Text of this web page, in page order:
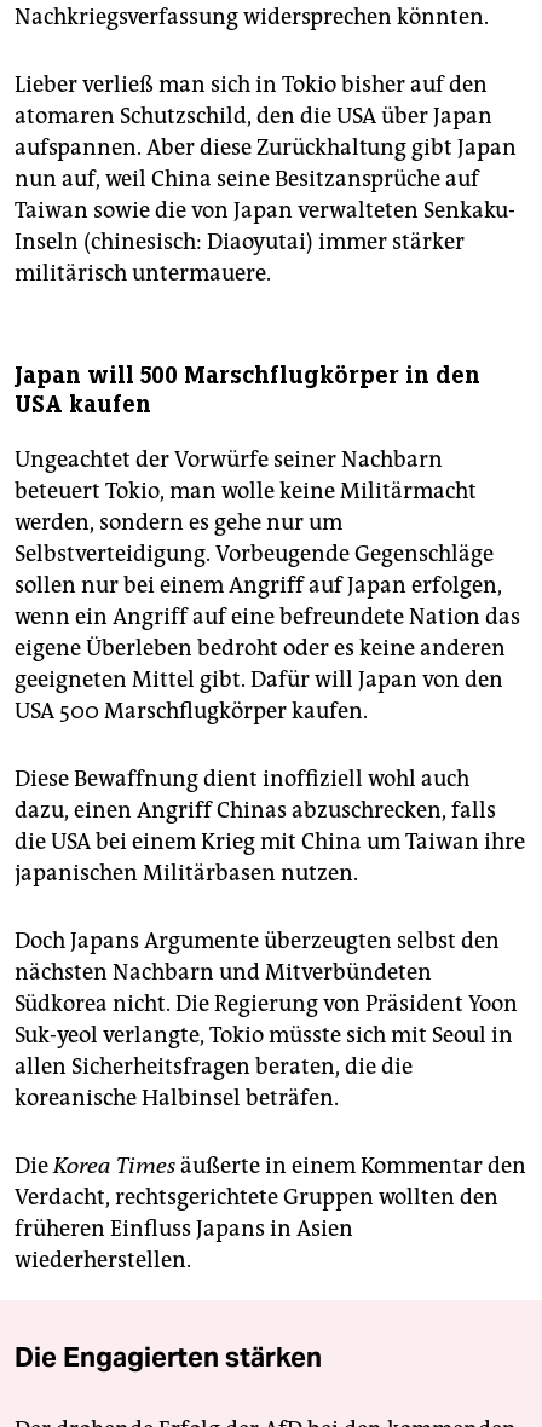
Nachkriegsverfassung widersprechen könnten.
Lieber verließ man sich in Tokio bisher auf den
atomaren Schutzschild, den die USA über Japan
aufspannen. Aber diese Zurückhaltung gibt Japan
nun auf, weil China seine Besitzansprüche auf
Taiwan sowie die von Japan verwalteten Senkaku-
Inseln (chinesisch: Diaoyutai) immer stärker
militärisch untermauere.
Japan will 500 Marschflugkörper in den
USA kaufen
Ungeachtet der Vorwürfe seiner Nachbarn
beteuert Tokio, man wolle keine Militärmacht
werden, sondern es gehe nur um
Selbstverteidigung. Vorbeugende Gegenschläge
sollen nur bei einem Angriff auf Japan erfolgen,
wenn ein Angriff auf eine befreundete Nation das
eigene Überleben bedroht oder es keine anderen
geeigneten Mittel gibt. Dafür will Japan von den
USA 500 Marschflugkörper kaufen.
Diese Bewaffnung dient inoffiziell wohl auch
dazu, einen Angriff Chinas abzuschrecken, falls
die USA bei einem Krieg mit China um Taiwan ihre
japanischen Militärbasen nutzen.
Doch Japans Argumente überzeugten selbst den
nächsten Nachbarn und Mitverbündeten
Südkorea nicht. Die Regierung von Präsident Yoon
Suk-yeol verlangte, Tokio müsste sich mit Seoul in
allen Sicherheitsfragen beraten, die die
koreanische Halbinsel beträfen.
DieKorea Timesäußerte in einem Kommentar den
Verdacht, rechtsgerichtete Gruppen wollten den
früheren Einfluss Japans in Asien
wiederherstellen.
Die Engagierten stärken